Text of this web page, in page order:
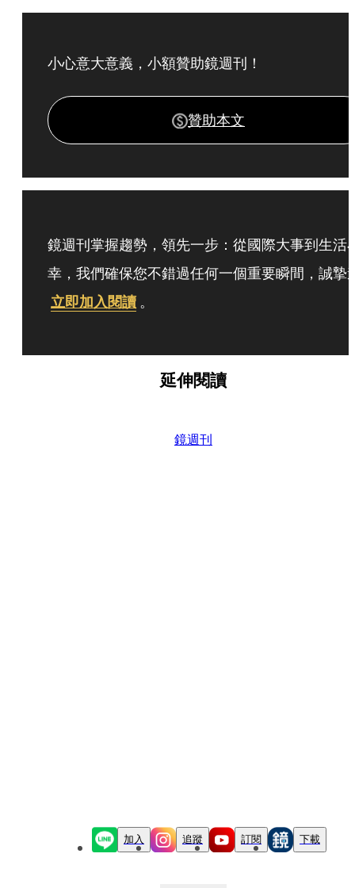
小心意大意義，小額贊助鏡週刊！
贊助本文
鏡週刊掌握趨勢，領先一步：從國際大事到生活
幸，我們確保您不錯過任何一個重要瞬間，誠摯
立即加入閱讀 。
延伸閱讀
鏡週刊
加入 追蹤 訂閱 下載